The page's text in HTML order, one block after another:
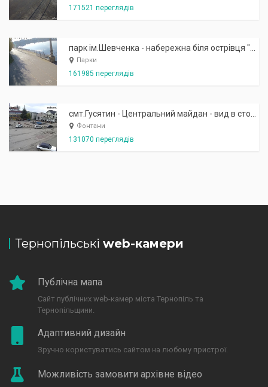
171521 переглядів
Парки
161985 переглядів
Фонтани
131070 переглядів
Тернопільські web-камери
Публічна мапа
Сайт публічних web-камер міста Тернопіль та
Тернопільщини.
Адаптивний дизайн
Зручно користуватись сайтом на любому пристрої.
Можливість замовити архівне відео